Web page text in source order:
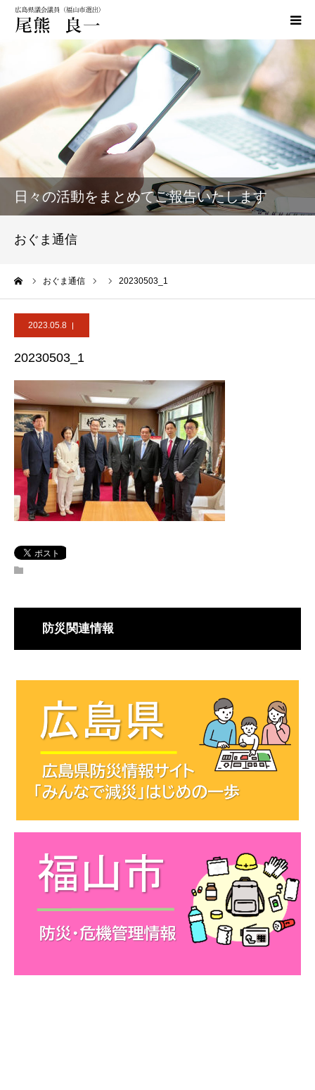
日々の活動をまとめてご報告いたします
おぐま通信
おぐま通信 20230503_1
2023.05.8
20230503_1
防災関連情報
HOME
活動実績
活動報告